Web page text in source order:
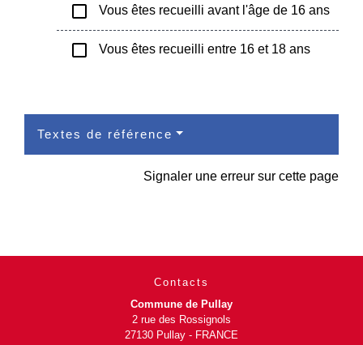
check_box_outline_blank Vous êtes recueilli avant l'âge de 16 ans
check_box_outline_blank Vous êtes recueilli entre 16 et 18 ans
Textes de référence
Signaler une erreur sur cette page
Contacts
Commune de Pullay
2 rue des Rossignols
27130 Pullay - FRANCE